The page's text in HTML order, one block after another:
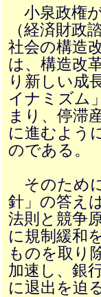
小泉政権
（経済財政
社会の構造
は、構造改
り新しい成
イナミズム
まり、停滞
に進むよう
のである。
そのため
針」の答え
法則と競争
に規制緩和
ものを取り
加速し、銀
に退出を迫